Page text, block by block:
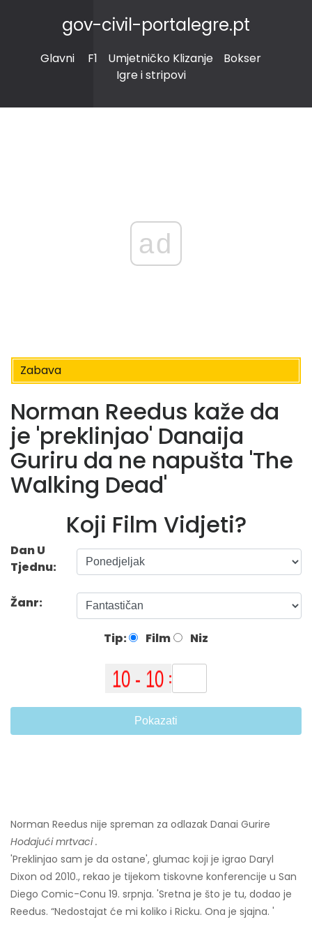
gov-civil-portalegre.pt
Glavni F1 Umjetničko Klizanje
Bokser
Igre i stripovi
ad
Zabava
Norman Reedus kaže da
je 'preklinjao' Danaija
Guriru da ne napušta 'The
Walking Dead'
Koji Film Vidjeti?
Dan U
Tjednu:
Žanr:
Tip: Film Niz
Pokazati
Norman Reedus nije spreman za odlazak Danai Gurire
Hodajući mrtvaci .
'Preklinjao sam je da ostane', glumac koji je igrao Daryl
Dixon od 2010., rekao je tijekom tiskovne konferencije u San
Diego Comic-Conu 19. srpnja. 'Sretna je što je tu, dodao je
Reedus. “Nedostajat će mi koliko i Ricku. Ona je sjajna. '